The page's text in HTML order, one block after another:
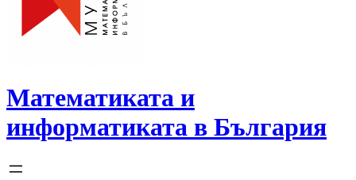
Математиката и
информатиката в България